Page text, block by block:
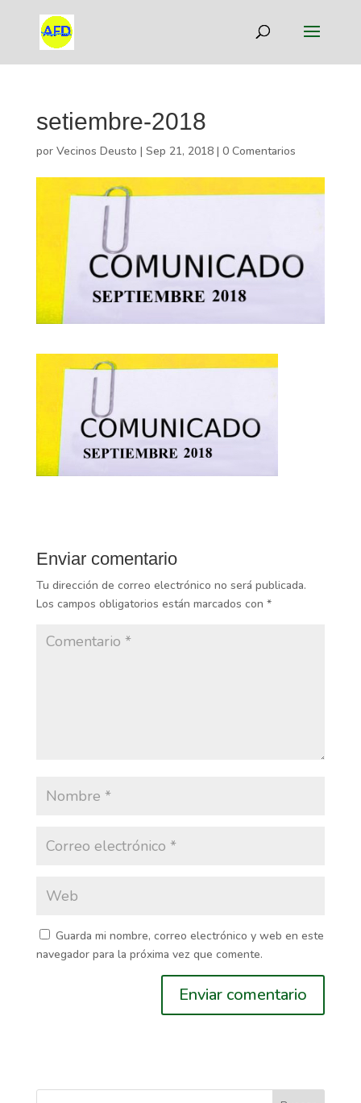
setiembre-2018
por Vecinos Deusto | Sep 21, 2018| 0 Comentarios
Enviar comentario
Tu dirección de correo electrónico no será publicada.
Los campos obligatorios están marcados con *
Guarda mi nombre, correo electrónico y web en este
navegador para la próxima vez que comente.